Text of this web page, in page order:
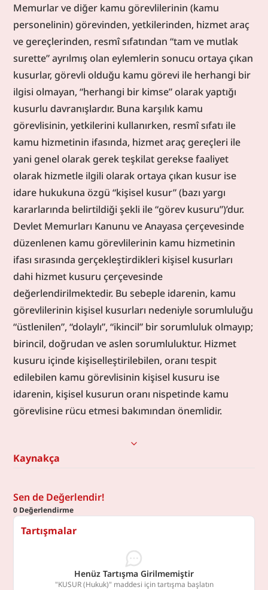
Memurlar ve diğer kamu görevlilerinin (kamu
personelinin) görevinden, yetkilerinden, hizmet araç
ve gereçlerinden, resmî sıfatından “tam ve mutlak
surette” ayrılmış olan eylemlerin sonucu ortaya çıkan
kusurlar, görevli olduğu kamu görevi ile herhangi bir
ilgisi olmayan, “herhangi bir kimse” olarak yaptığı
kusurlu davranışlardır. Buna karşılık kamu
görevlisinin, yetkilerini kullanırken, resmî sıfatı ile
kamu hizmetinin ifasında, hizmet araç gereçleri ile
yani genel olarak gerek teşkilat gerekse faaliyet
olarak hizmetle ilgili olarak ortaya çıkan kusur ise
idare hukukuna özgü “kişisel kusur” (bazı yargı
kararlarında belirtildiği şekli ile “görev kusuru”)’dur.
Devlet Memurları Kanunu ve Anayasa çerçevesinde
düzenlenen kamu görevlilerinin kamu hizmetinin
ifası sırasında gerçekleştirdikleri kişisel kusurları
dahi hizmet kusuru çerçevesinde
değerlendirilmektedir. Bu sebeple idarenin, kamu
görevlilerinin kişisel kusurları nedeniyle sorumluluğu
“üstlenilen”, “dolaylı”, “ikincil” bir sorumluluk olmayıp;
birincil, doğrudan ve aslen sorumluluktur. Hizmet
kusuru içinde kişiselleştirilebilen, oranı tespit
edilebilen kamu görevlisinin kişisel kusuru ise
idarenin, kişisel kusurun oranı nispetinde kamu
görevlisine rücu etmesi bakımından önemlidir.
Kaynakça
Sen de Değerlendir!
0 Değerlendirme
Tartışmalar
Henüz Tartışma Girilmemiştir
"KUSUR (Hukuk)" maddesi için tartışma başlatın